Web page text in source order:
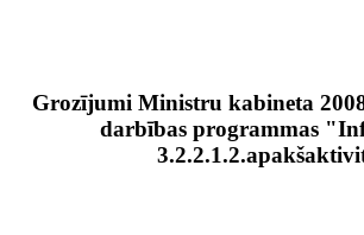
Grozījumi Ministru kabineta
darbības programmas